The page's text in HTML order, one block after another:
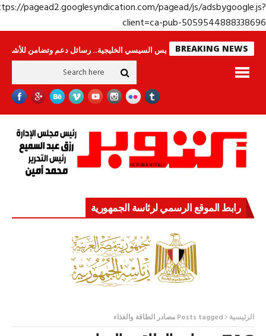
https://pagead2.googlesyndication.com/pagead/js/
client=ca-pub-
BREAKING NEWS
ينامون جولة الرئيس السيسي الخليجية.. رسائل دعم وتضامن للأشقاء
رابط الموقع الرسمي لرئاسة الجمهورية
الرئيسية Posts tagged مصادر الطاقة والغذاء